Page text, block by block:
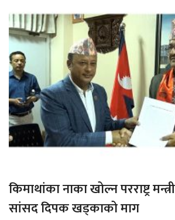
किमाथांका नाका खोल्न परराष्ट्र
सांसद दिपक खड्काको माग